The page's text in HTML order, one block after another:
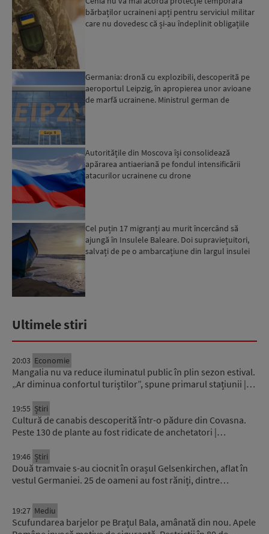
bărbaților ucraineni apți pentru serviciul militar
care nu dovedesc că și-au îndeplinit obligațiile
Germania: dronă cu explozibili, descoperită pe
aeroportul Leipzig, în apropierea unor avioane
de marfă ucrainene. Ministrul german de
Autoritățile din Moscova își consolidează
apărarea antiaeriană pe fondul intensificării
atacurilor ucrainene cu drone
Cel puțin 17 migranți au murit încercând să
ajungă în Insulele Baleare. Doi supraviețuitori,
salvați de pe o ambarcațiune din largul insulei
Ultimele stiri
20:03 Economie
Mangalia nu va reduce iluminatul public în plin sezon estival.
„Ar diminua confortul turiștilor”, spune primarul stațiunii |…
19:55 Știri
Cultură de canabis descoperită într-o pădure din Covasna.
Peste 130 de plante au fost ridicate de anchetatori |…
19:46 Știri
Două tramvaie s-au ciocnit în orașul Gelsenkirchen, aflat în
vestul Germaniei. 25 de oameni au fost răniți, dintre…
19:27 Mediu
Scufundarea barjelor pe Brațul Bala, amânată din nou. Apele